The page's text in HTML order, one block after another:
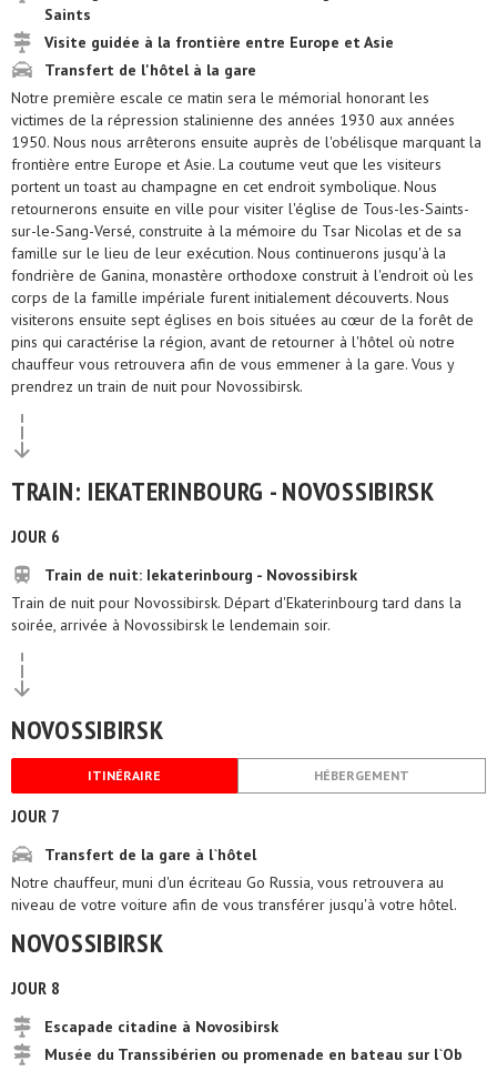
Saints
Visite guidée à la frontière entre Europe et Asie
Transfert de l'hôtel à la gare
Notre première escale ce matin sera le mémorial honorant les
victimes de la répression stalinienne des années 1930 aux années
1950. Nous nous arrêterons ensuite auprès de l'obélisque marquant la
frontière entre Europe et Asie. La coutume veut que les visiteurs
portent un toast au champagne en cet endroit symbolique. Nous
retournerons ensuite en ville pour visiter l'église de Tous-les-Saints-
sur-le-Sang-Versé, construite à la mémoire du Tsar Nicolas et de sa
famille sur le lieu de leur exécution. Nous continuerons jusqu'à la
fondrière de Ganina, monastère orthodoxe construit à l'endroit où les
corps de la famille impériale furent initialement découverts. Nous
visiterons ensuite sept églises en bois situées au cœur de la forêt de
pins qui caractérise la région, avant de retourner à l'hôtel où notre
chauffeur vous retrouvera afin de vous emmener à la gare. Vous y
prendrez un train de nuit pour Novossibirsk.
TRAIN: IEKATERINBOURG - NOVOSSIBIRSK
JOUR 6
Train de nuit: Iekaterinbourg - Novossibirsk
Train de nuit pour Novossibirsk. Départ d'Ekaterinbourg tard dans la
soirée, arrivée à Novossibirsk le lendemain soir.
NOVOSSIBIRSK
ITINÉRAIRE HÉBERGEMENT
JOUR 7
Transfert de la gare à l`hôtel
Notre chauffeur, muni d'un écriteau Go Russia, vous retrouvera au
niveau de votre voiture afin de vous transférer jusqu'à votre hôtel.
NOVOSSIBIRSK
JOUR 8
Escapade citadine à Novosibirsk
Musée du Transsibérien ou promenade en bateau sur l`Ob